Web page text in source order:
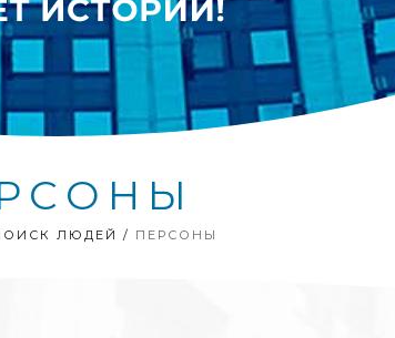
ЛЮДЕЙ / ПЕРСОНЫ